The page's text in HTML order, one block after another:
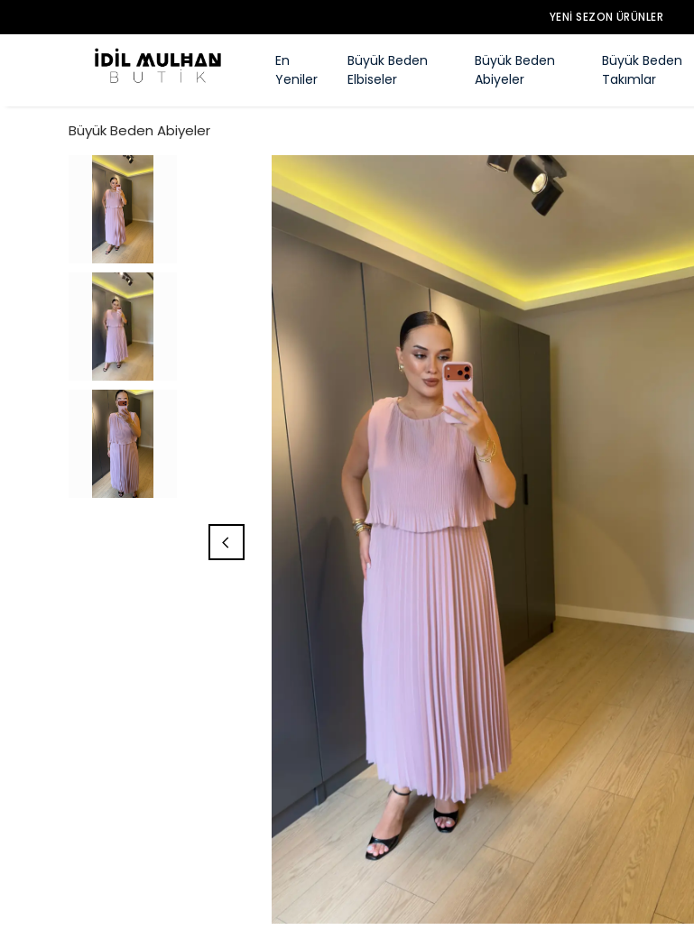
YENI SEZON ÜRÜNLER
En
Yeniler
Büyük Beden
Elbiseler
Büyük Beden
Abiyeler
Büyük Beden
Takımlar
Büyük Beden Abiyeler